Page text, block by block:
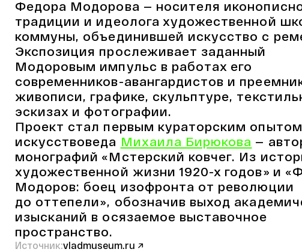
Федора Модорова — носителя
традиции и идеолога художественной
коммуны, объединившей искусство с
Экспозиция прослеживает заданный
Модоровым импульс в работах его
современников-авангардистов и
живописи, графике, скульптуре,
эскизах и фотографии.
Проект стал первым кураторским опытом
искусствоведа Михаила Бирюкова —
монографий «Мстерский ковчег. Из
художественной жизни 1920-х годов» и
Модоров: боец изофронта от революции
до оттепели», обозначив выход
изысканий в осязаемое выставочное
пространство.
Источник:vladmuseum.ru ↗